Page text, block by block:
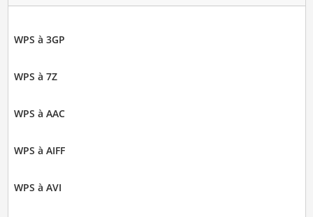
WPS à 3GP
WPS à 7Z
WPS à AAC
WPS à AIFF
WPS à AVI